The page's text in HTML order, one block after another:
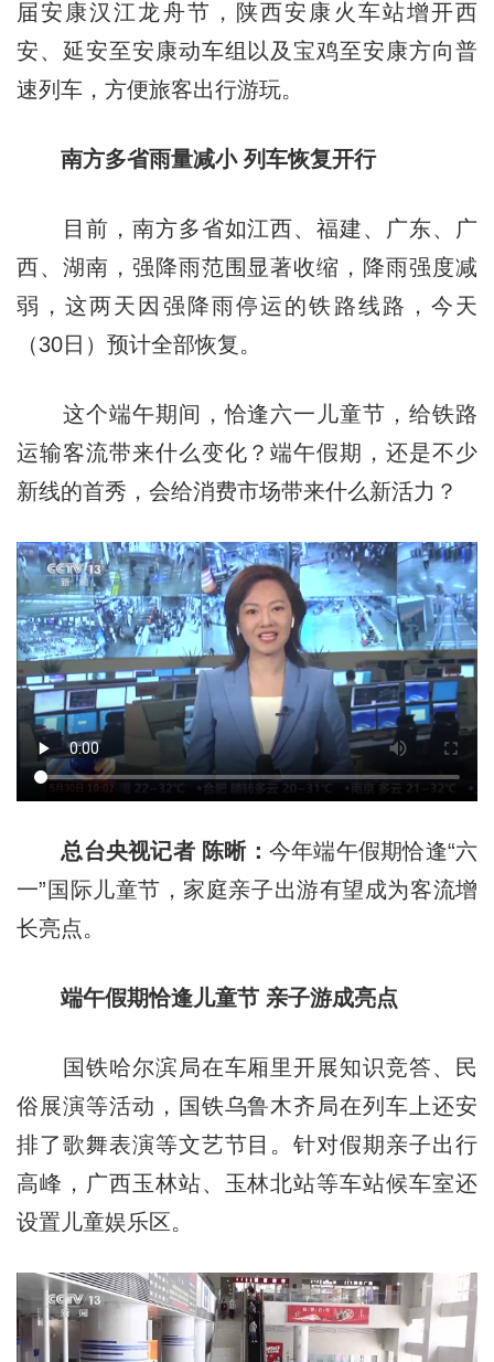
届安康汉江龙舟节，陕西安康火车站增开西
安、延安至安康动车组以及宝鸡至安康方向普
速列车，方便旅客出行游玩。
南方多省雨量减小 列车恢复开行
目前，南方多省如江西、福建、广东、广
西、湖南，强降雨范围显著收缩，降雨强度减
弱，这两天因强降雨停运的铁路线路，今天
（30日）预计全部恢复。
这个端午期间，恰逢六一儿童节，给铁路
运输客流带来什么变化？端午假期，还是不少
新线的首秀，会给消费市场带来什么新活力？
总台央视记者 陈晰： 今年端午假期恰逢“六
一”国际儿童节，家庭亲子出游有望成为客流增
长亮点。
端午假期恰逢儿童节 亲子游成亮点
国铁哈尔滨局在车厢里开展知识竞答、民
俗展演等活动，国铁乌鲁木齐局在列车上还安
排了歌舞表演等文艺节目。针对假期亲子出行
高峰，广西玉林站、玉林北站等车站候车室还
设置儿童娱乐区。